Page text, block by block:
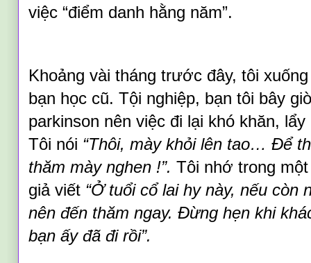
việc “điểm danh hằng năm”.
Khoảng vài tháng trước đây, tôi
bạn học cũ. Tội nghiệp, bạn tôi bây
parkinson nên việc đi lại khó khăn,
Tôi nói “Thôi,mày khỏi lên tao…Để
thăm mày nghen !”.Tôi nhớ trong
giả viết “Ở tuổi cổ lai hy này, nếu còn
nên đến thăm ngay. Đừng hẹn khi
bạn ấy đã đi rồi”.